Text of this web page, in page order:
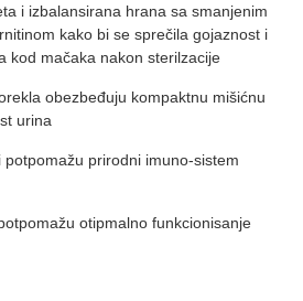
i izbalansirana hrana sa smanjenim
kako bi se sprečila gojaznost i
kod mačaka nakon sterilzacije
obezbeđuju kompaktnu mišićnu
urina
prirodni imuno-sistem
otipmalno funkcionisanje